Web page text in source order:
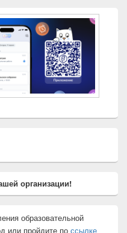
организации!
образовательной
или пройдите по ссылке